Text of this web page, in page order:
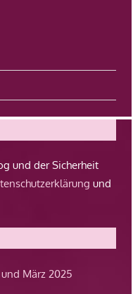
und der Sicherheit
und
März 2025